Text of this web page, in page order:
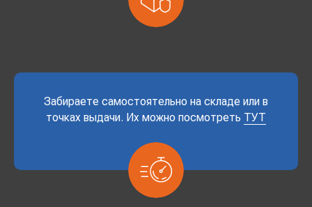
Забираете самостоятельно на складе или в
точках выдачи. Их можно посмотреть ТУТ